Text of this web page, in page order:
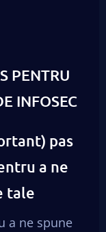
PENTRU
INFOSEC
pas
a ne
tale
a ne spune